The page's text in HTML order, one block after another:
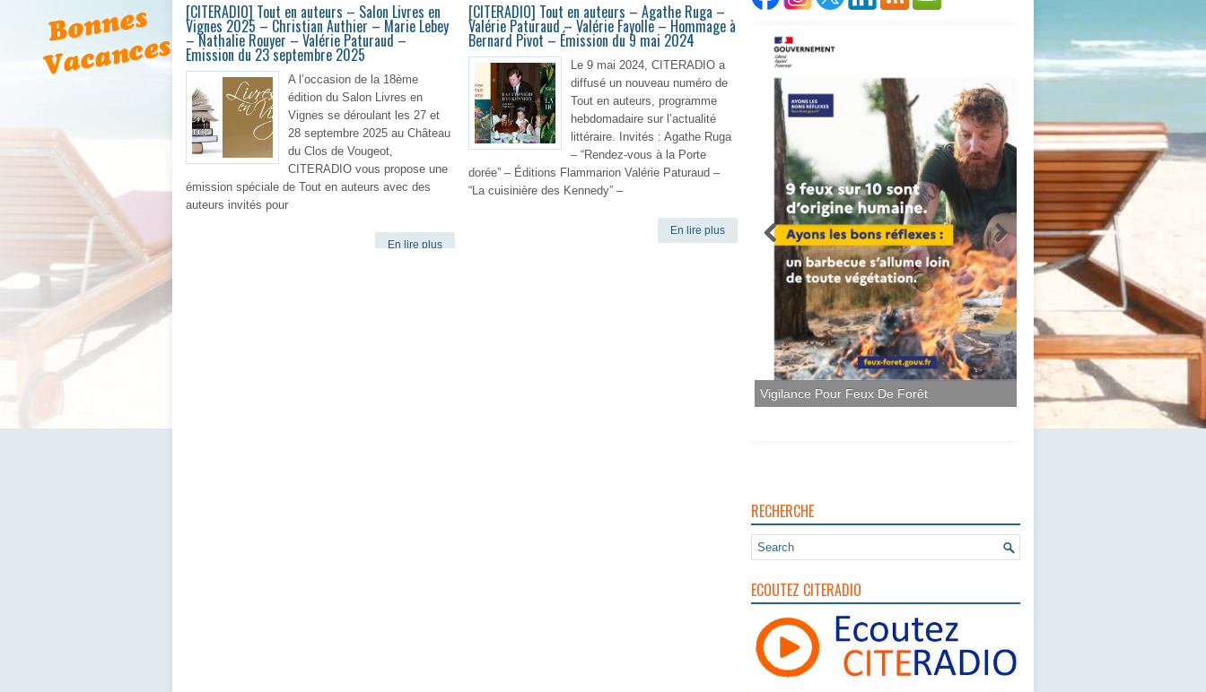
[CITERADIO] Tout en auteurs – Salon Livres en
Vignes 2025 – Christian Authier – Marie Lebey
– Nathalie Rouyer – Valérie Paturaud –
Emission du 23 septembre 2025
A l’occasion de la 18ème
édition du Salon Livres en
Vignes se déroulant les 27 et
28 septembre 2025 au Château
du Clos de Vougeot,
CITERADIO vous propose une
émission spéciale de Tout en auteurs avec des
auteurs invités pour
En lire plus
[CITERADIO] Tout en auteurs – Agathe Ruga –
Valérie Paturaud – Valérie Fayolle – Hommage à
Bernard Pivot – Émission du 9 mai 2024
Le 9 mai 2024, CITERADIO a
diffusé un nouveau numéro de
Tout en auteurs, programme
hebdomadaire sur l’actualité
littéraire. Invités : Agathe Ruga
– “Rendez-vous à la Porte
dorée” – Éditions Flammarion Valérie Paturaud –
“La cuisinière des Kennedy” –
En lire plus
Vigilance Pour Feux De Forêt
RECHERCHE
ECOUTEZ CITERADIO